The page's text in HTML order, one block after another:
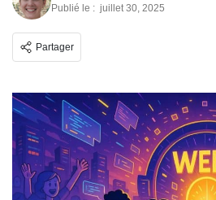
Publié le : juillet 30, 2025
Partager